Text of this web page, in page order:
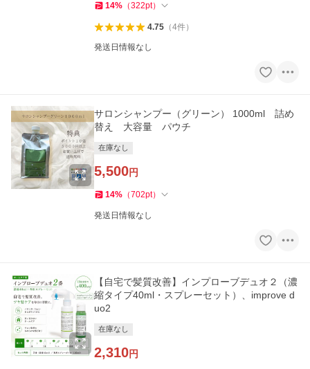
14% （322pt）
4.75（4件）
発送日情報なし
サロンシャンプー（グリーン） 1000ml 詰め
替え 大容量 パウチ
在庫なし
5,500円
14% （702pt）
発送日情報なし
【自宅で髪質改善】インプローブデュオ２（濃
縮タイプ40ml・スプレーセット）、improve d
uo2
在庫なし
2,310円